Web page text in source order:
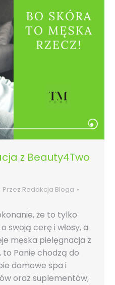
z Beauty4Two
Przez Redakcja Bloga
że to tylko
swoją cerę i włosy, a
męska pielęgnacja z
to Panie chodzą do
domowe spa i
oraz suplementów,